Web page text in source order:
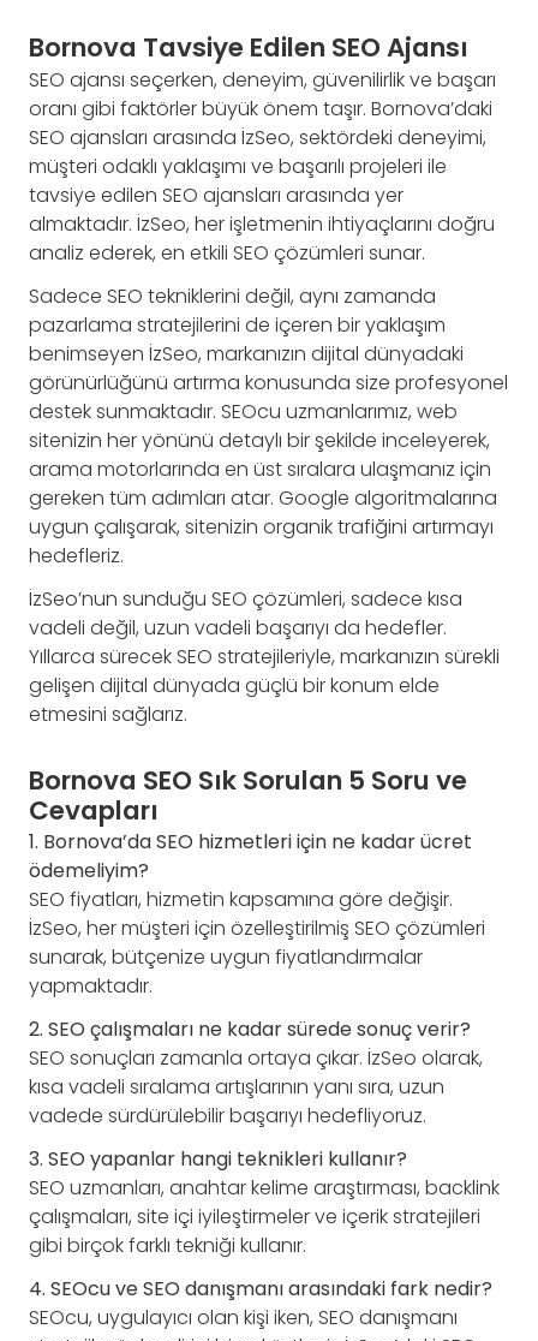
Bornova Tavsiye Edilen SEO Ajansı
SEO ajansı seçerken, deneyim, güvenilirlik ve başarı
oranı gibi faktörler büyük önem taşır. Bornova’daki
SEO ajansları arasında İzSeo, sektördeki deneyimi,
müşteri odaklı yaklaşımı ve başarılı projeleri ile
tavsiye edilen SEO ajansları arasında yer
almaktadır. İzSeo, her işletmenin ihtiyaçlarını doğru
analiz ederek, en etkili SEO çözümleri sunar.
Sadece SEO tekniklerini değil, aynı zamanda
pazarlama stratejilerini de içeren bir yaklaşım
benimseyen İzSeo, markanızın dijital dünyadaki
görünürlüğünü artırma konusunda size profesyonel
destek sunmaktadır. SEOcu uzmanlarımız, web
sitenizin her yönünü detaylı bir şekilde inceleyerek,
arama motorlarında en üst sıralara ulaşmanız için
gereken tüm adımları atar. Google algoritmalarına
uygun çalışarak, sitenizin organik trafiğini artırmayı
hedefleriz.
İzSeo’nun sunduğu SEO çözümleri, sadece kısa
vadeli değil, uzun vadeli başarıyı da hedefler.
Yıllarca sürecek SEO stratejileriyle, markanızın sürekli
gelişen dijital dünyada güçlü bir konum elde
etmesini sağlarız.
Bornova SEO Sık Sorulan 5 Soru ve
Cevapları
1. Bornova’da SEO hizmetleri için ne kadar ücret
ödemeliyim?
SEO fiyatları, hizmetin kapsamına göre değişir.
İzSeo, her müşteri için özelleştirilmiş SEO çözümleri
sunarak, bütçenize uygun fiyatlandırmalar
yapmaktadır.
2. SEO çalışmaları ne kadar sürede sonuç verir?
SEO sonuçları zamanla ortaya çıkar. İzSeo olarak,
kısa vadeli sıralama artışlarının yanı sıra, uzun
vadede sürdürülebilir başarıyı hedefliyoruz.
3. SEO yapanlar hangi teknikleri kullanır?
SEO uzmanları, anahtar kelime araştırması, backlink
çalışmaları, site içi iyileştirmeler ve içerik stratejileri
gibi birçok farklı tekniği kullanır.
4. SEOcu ve SEO danışmanı arasındaki fark nedir?
SEOcu, uygulayıcı olan kişi iken, SEO danışmanı